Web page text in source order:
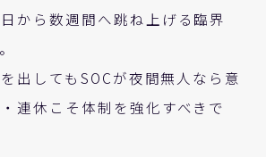
から数週間へ跳ね上げる臨界
出してもSOCが夜間無人なら意
連休こそ体制を強化すべきで